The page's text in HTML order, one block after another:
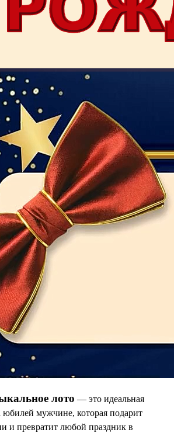
лото — это идеальная
юбилей мужчине, которая подарит
и превратит любой праздник в